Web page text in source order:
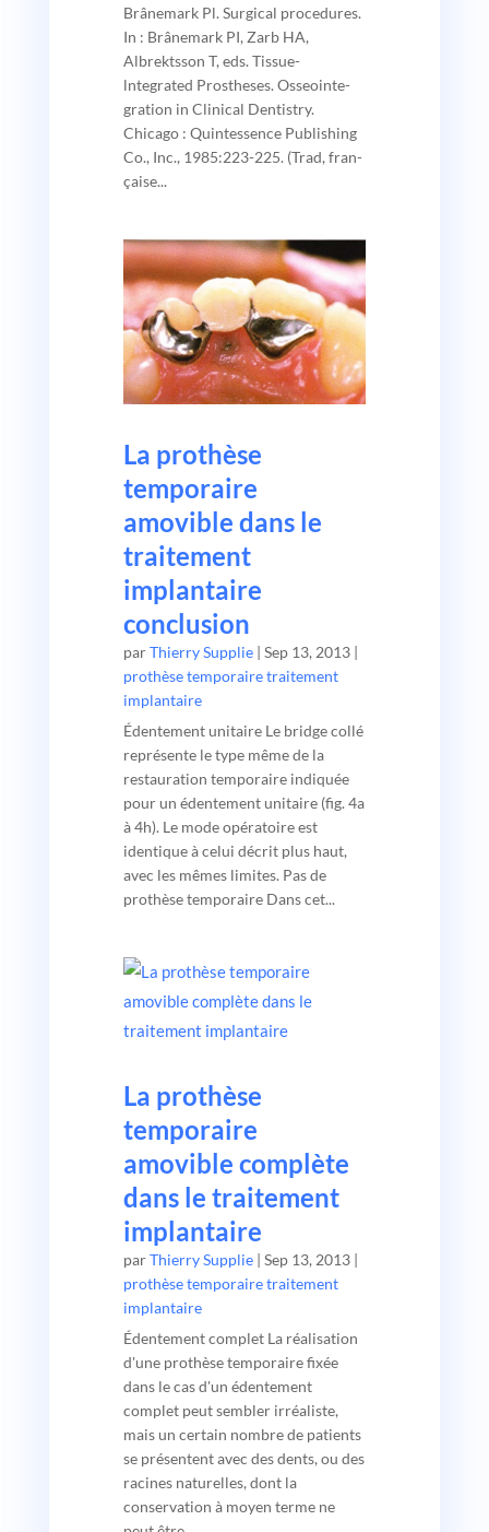
Brânemark Pl. Surgical procedures.
In : Brânemark PI, Zarb HA,
Albrektsson T, eds. Tissue-
lntegrated Prostheses. Osseointe-
gration in Clinical Dentistry.
Chicago : Quintessen­ce Publishing
Co., Inc., 1985:223-225. (Trad, fran­
çaise...
La prothèse
temporaire
amovible dans le
traitement
implantaire
conclusion
parThierry Supplie| Sep 13, 2013|
prothèse temporaire traitement
implantaire
Édentement unitaire Le bridge collé
représente le type même de la
restauration temporaire indiquée
pour un édentement unitaire (fig. 4a
à 4h). Le mode opératoire est
identique à celui décrit plus haut,
avec les mêmes limites. Pas de
prothèse temporaire Dans cet...
La prothèse
temporaire
amovible complète
dans le traitement
implantaire
parThierry Supplie| Sep 13, 2013|
prothèse temporaire traitement
implantaire
Édentement complet La réalisation
d'une prothèse temporaire fixée
dans le cas d'un édentement
complet peut sembler irréaliste,
mais un certain nombre de patients
se présentent avec des dents, ou des
racines naturelles, dont la
conservation à moyen terme ne